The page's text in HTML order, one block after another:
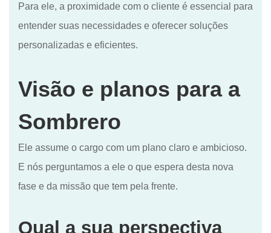
Para ele, a proximidade com o cliente é essencial para
entender suas necessidades e oferecer soluções
personalizadas e eficientes.
Visão e planos para a
Sombrero
Ele assume o cargo com um plano claro e ambicioso.
E nós perguntamos a ele o que espera desta nova
fase e da missão que tem pela frente.
Qual a sua perspectiva